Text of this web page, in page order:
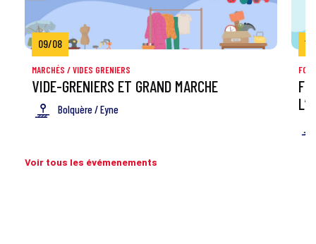
09/08
MARCHÉS / VIDES GRENIERS
VIDE-GRENIERS ET GRAND MARCHE
Bolquère / Eyne
Voir tous les évémenements